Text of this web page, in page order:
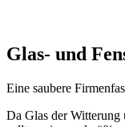
Glas- und
Eine saubere
Da Glas der Witterung